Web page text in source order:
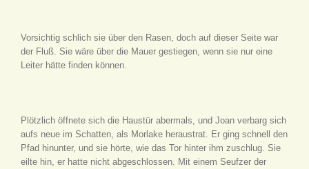
Vorsichtig schlich sie über den Rasen, doch auf dieser Seite war
der Fluß. Sie wäre über die Mauer gestiegen, wenn sie nur eine
Leiter hätte finden können.
Plötzlich öffnete sich die Haustür abermals, und Joan verbarg sich
aufs neue im Schatten, als Morlake heraustrat. Er ging schnell den
Pfad hinunter, und sie hörte, wie das Tor hinter ihm zuschlug. Sie
eilte hin, er hatte nicht abgeschlossen. Mit einem Seufzer der